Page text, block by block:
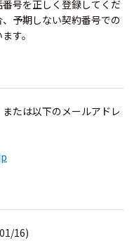
号を正しく登録してくだ
予期しない契約番号での
す。
たは以下のメールアドレ
16)